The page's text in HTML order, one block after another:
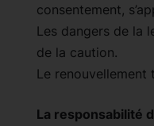
consentement,
Les dangers de la
de la caution.
Le renouvellement
La responsabilité